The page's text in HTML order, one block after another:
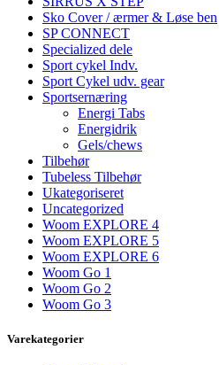
Sko Cover / ærmer & Løse ben
SP CONNECT
Specialized dele
Sport cykel Indv.
Sport Cykel udv. gear
Sportsernæring
Energi Tabs
Energidrik
Gels/chews
Tilbehør
Tubeless Tilbehør
Ukategoriseret
Uncategorized
Woom EXPLORE 4
Woom EXPLORE 5
Woom EXPLORE 6
Woom Go 1
Woom Go 2
Woom Go 3
Varekategorier